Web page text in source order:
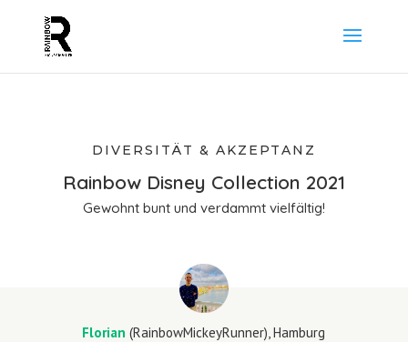
DIVERSITÄT & AKZEPTANZ
Rainbow Disney Collection 2021
Gewohnt bunt und verdammt vielfältig!
Florian(RainbowMickeyRunner), Hamburg